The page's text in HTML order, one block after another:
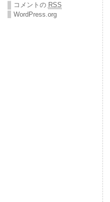
コメントの RSS
WordPress.org